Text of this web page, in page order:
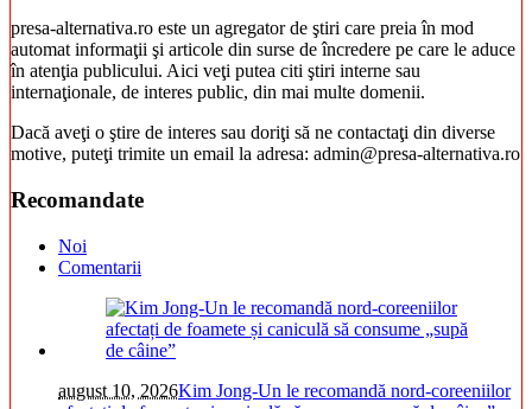
presa-alternativa.ro este un agregator de ştiri care preia în mod
automat informaţii şi articole din surse de încredere pe care le aduce
în atenţia publicului. Aici veţi putea citi ştiri interne sau
internaţionale, de interes public, din mai multe domenii.
Dacă aveţi o ştire de interes sau doriţi să ne contactaţi din diverse
motive, puteţi trimite un email la adresa: admin@presa-alternativa.ro
Recomandate
Noi
Comentarii
august 10, 2026Kim Jong-Un le recomandă nord-coreeniilor